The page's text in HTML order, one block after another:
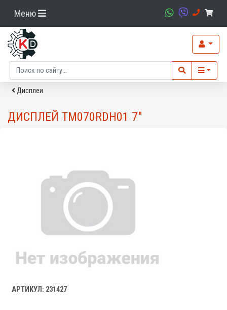
Меню
Дисплеи
ДИСПЛЕЙ TM070RDH01 7"
АРТИКУЛ: 231427